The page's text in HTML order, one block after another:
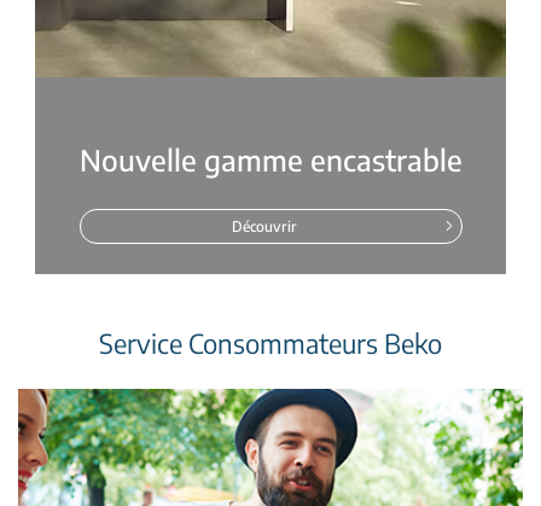
Nouvelle gamme encastrable
Découvrir
Service Consommateurs Beko